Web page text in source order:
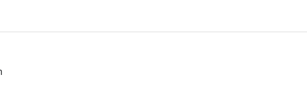
热闹相聚，或是一次犒劳自己的精致独享时光。